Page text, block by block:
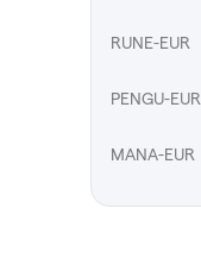
RUNE-EUR
PENGU-EUR
MANA-EUR